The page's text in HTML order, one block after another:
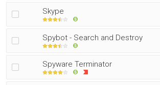
Skype
Spybot - Search and Destroy
Spyware Terminator